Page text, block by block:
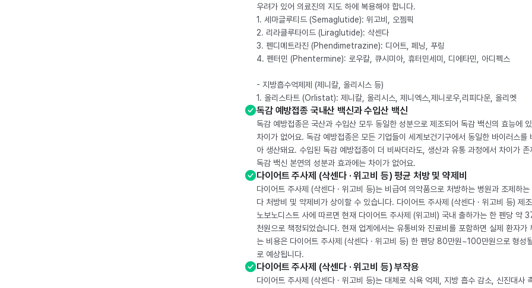
우려가 있어 의료진의 지도 하에 복용해야 합니다.
1. 세마글루티드 (Semaglutide): 위고비, 오젬픽
2. 리라클루타이드 (Liraglutide): 삭센다
3. 펜디메트라진 (Phendimetrazine): 디어트, 페닝, 푸링
4. 펜터민 (Phentermine): 로우칼, 큐시미아, 휴터민세미, 디에타민, 아디펙스
- 지방흡수억제제 (제니칼, 올리시스 등)
1. 올리스타트 (Orlistat): 제니칼, 올리시스, 제니엑스,제니로우,리피다운, 올리엣
독감 예방접종 국내산 백신과 수입산 백신
독감 예방접종은 국산과 수입산 모두 동일한 성분으로 제조되어 독감 백신의 효능에
차이가 없어요. 독감 예방접종은 모든 기업들이 세계보건기구에서 동일한 바이러스를
아 생산돼요. 수입된 독감 예방접종이 더 비싸더라도, 생산과 유통 과정에서 차이가 존
독감 백신 본연의 성분과 효과에는 차이가 없어요.
다이어트 주사제 (삭센다 · 위고비 등) 평균 처방 및 약제비
다이어트 주사제 (삭센다 · 위고비 등)는 비급여 의약품으로 처방하는 병원과 조제하는
다 처방비 및 약제비가 상이할 수 있습니다. 다이어트 주사제 (삭센다 · 위고비 등) 제
노보노디스트 사에 따르면 현재 다이어트 주사제 (위고비) 국내 출하가는 한 펜당 약
천원으로 책정되었습니다. 현재 업계에서는 유통비와 진료비를 포함하면 실제 환자가
는 비용은 다이어트 주사제 (삭센다 · 위고비 등) 한 펜당 80만원~100만원으로 형성
로 예상됩니다.
다이어트 주사제 (삭센다 · 위고비 등) 부작용
다이어트 주사제 (삭센다 · 위고비 등)는 대체로 식욕 억제, 지방 흡수 감소, 신진대사